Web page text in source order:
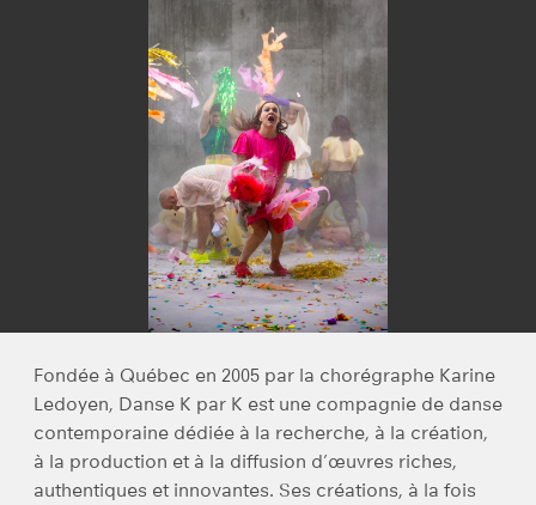
Fondée à Québec en 2005 par la chorégraphe Karine
Ledoyen, Danse K par K est une compagnie de danse
contemporaine dédiée à la recherche, à la création,
à la production et à la diffusion d’œuvres riches,
authentiques et innovantes. Ses créations, à la fois